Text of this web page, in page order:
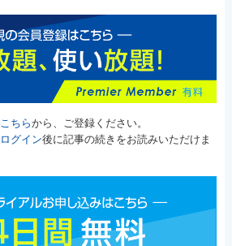
こちらから、ご登録ください。
ログイン後に記事の続きをお読みいただけま